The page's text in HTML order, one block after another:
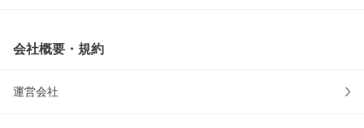
会社概要・規約
運営会社